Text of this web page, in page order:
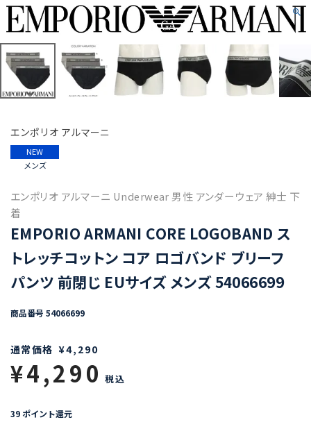
エンポリオ アルマーニ
NEW
メンズ
エンポリオ アルマーニ Underwear 男性 アンダーウェア 紳士 下
着
EMPORIO ARMANI CORE LOGOBAND ス
トレッチコットン コア ロゴバンド ブリーフ
パンツ 前閉じ EUサイズ メンズ 54066699
商品番号 54066699
通常価格 ¥4,290
¥4,290 税込
39 ポイント還元